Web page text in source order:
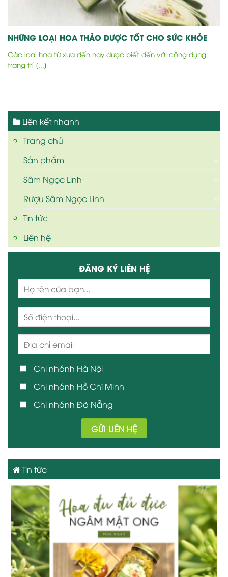
NHỮNG LOẠI HOA THẢO DƯỢC TỐT CHO SỨC KHỎE
Các loại hoa từ xưa đến nay được biết đến với công dụng
trang trí [...]
Liên kết nhanh
Trang chủ
Sản phẩm
Sâm Ngọc Linh
Rượu Sâm Ngọc Linh
Tin tức
Liên hệ
ĐĂNG KÝ LIÊN HỆ
Chi nhánh Hà Nội
Chi nhánh Hồ Chí Minh
Chi nhánh Đà Nẵng
Tin tức